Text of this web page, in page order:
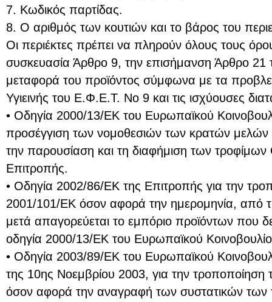
7. Κωδικός παρτίδας.
8. Ο αριθμός των κουτιών και το βάρος του
Οι περιέκτες πρέπει να πληρούν όλους τους
συσκευασία Άρθρο 9, την επισήμανση Άρθρο 21
μεταφορά του προϊόντος σύμφωνα με τα
Υγιεινής του Ε.Φ.Ε.Τ. Νο 9 και τις ισχύουσες
• Οδηγία 2000/13/ΕΚ του Ευρωπαϊκού
προσέγγιση των νομοθεσιών των κρατών μελών
την παρουσίαση και τη διαφήμιση των
Επιτροπής.
• Οδηγία 2002/86/ΕΚ της Επιτροπής για την
2001/101/ΕΚ όσον αφορά την ημερομηνία, από
μετά απαγορεύεται το εμπόριο προϊόντων που
οδηγία 2000/13/ΕΚ του Ευρωπαϊκού
• Οδηγία 2003/89/ΕΚ του Ευρωπαϊκού
της 10ης Νοεμβρίου 2003, για την τροποποίηση
όσον αφορά την αναγραφή των συστατικών των